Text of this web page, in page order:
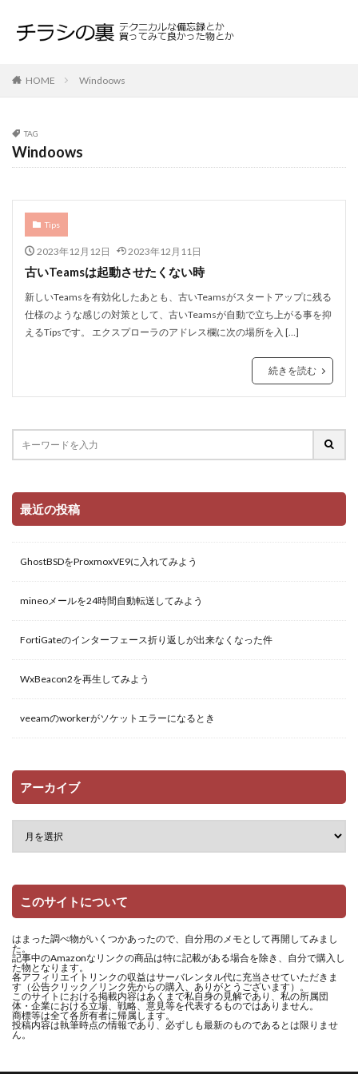
HOME Windoows
TAG
Windoows
Tips
2023年12月12日 2023年12月11日
古いTeamsは起動させたくない時
新しいTeamsを有効化したあとも、古いTeamsがスタートアップに残る
仕様のような感じの対策として、古いTeamsが自動で立ち上がる事を抑
えるTipsです。 エクスプローラのアドレス欄に次の場所を入 […]
続きを読む
最近の投稿
GhostBSDをProxmoxVE9に入れてみよう
mineoメールを24時間自動転送してみよう
FortiGateのインターフェース折り返しが出来なくなった件
WxBeacon2を再生してみよう
veeamのworkerがソケットエラーになるとき
アーカイブ
このサイトについて
はまった調べ物がいくつかあったので、自分用のメモとして再開してみまし
た。
記事中のAmazonなリンクの商品は特に記載がある場合を除き、自分で購入し
た物となります。
各アフィリエイトリンクの収益はサーバレンタル代に充当させていただきま
す（公告クリック／リンク先からの購入、ありがとうございます）。
このサイトにおける掲載内容はあくまで私自身の見解であり、私の所属団
体・企業における立場、戦略、意見等を代表するものではありません。
商標等は全て各所有者に帰属します。
投稿内容は執筆時点の情報であり、必ずしも最新のものであるとは限りませ
ん。